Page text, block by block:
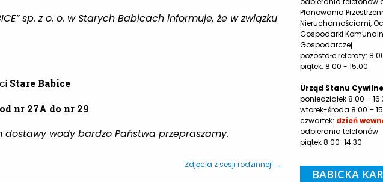
sp. z o. o. w Starych Babicach informuje, że w związku
Stare Babice
nr 27A do nr 29
dostawy wody bardzo Państwa przepraszamy.
Zdjęcia z sesji rodzinnej! →
Planowania
Nieruchomościami,
Gospodarki
Gospodarczej
pozostałe referaty:
piątek: 8.00 - 15.00
Urząd Stanu
poniedziałek 8:00 –
wtorek-środa 8:00 –
czwartek: dzień
odbierania telefonów
piątek 8:00-14:30
BABICKA